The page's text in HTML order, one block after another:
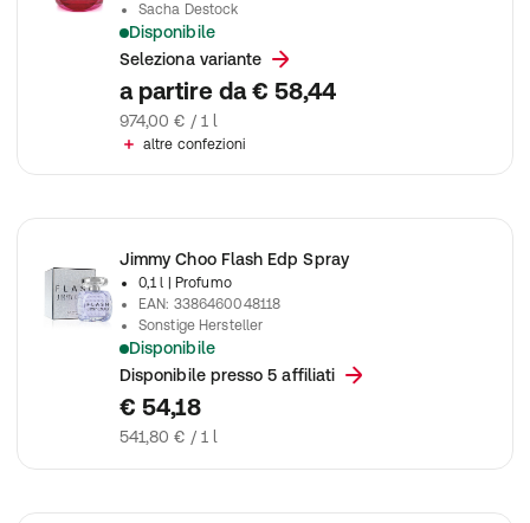
Sacha Destock
Disponibile
Jimmy Choo Blossom è un eau de parfum femminile con
Seleziona variante
a partire da € 58,44
974,00 € / 1 l
altre confezioni
Jimmy Choo Flash Edp Spray
0,1 l
| Profumo
EAN: 3386460048118
Sonstige Hersteller
Disponibile
Jimmy Choo Flash Edp Spray
Disponibile presso 5 affiliati
€ 54,18
541,80 € / 1 l